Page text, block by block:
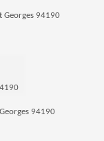
Georges 94190
94190